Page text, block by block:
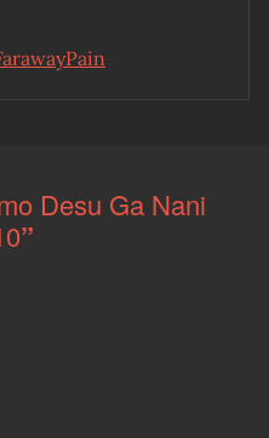
Desu Ga Nani
”